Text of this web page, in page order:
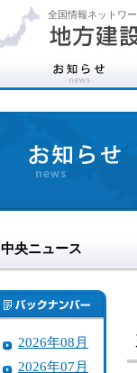
全国情報ネットワ
中央ニュース
2026年08月
2026年07月